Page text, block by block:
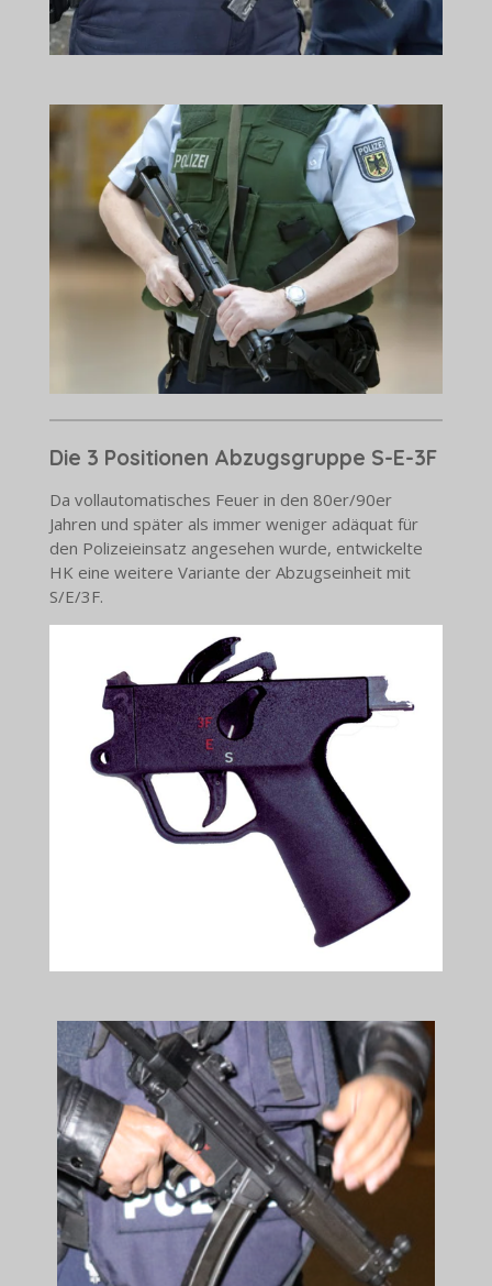
Die 3 Positionen Abzugsgruppe S-E-3F
Da vollautomatisches Feuer in den 80er/90er
Jahren und später als immer weniger adäquat für
den Polizeieinsatz angesehen wurde, entwickelte
HK eine weitere Variante der Abzugseinheit mit
S/E/3F.